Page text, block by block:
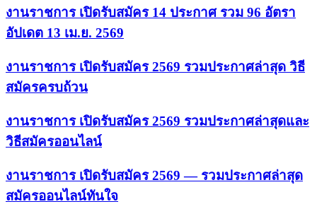
งานราชการ เปิดรับสมัคร 14 ประกาศ รวม 96 อัตรา
อัปเดต 13 เม.ย. 2569
งานราชการ เปิดรับสมัคร 2569 รวมประกาศล่าสุด วิธี
สมัครครบถ้วน
งานราชการ เปิดรับสมัคร 2569 รวมประกาศล่าสุดและ
วิธีสมัครออนไลน์
งานราชการ เปิดรับสมัคร 2569 — รวมประกาศล่าสุด
สมัครออนไลน์ทันใจ